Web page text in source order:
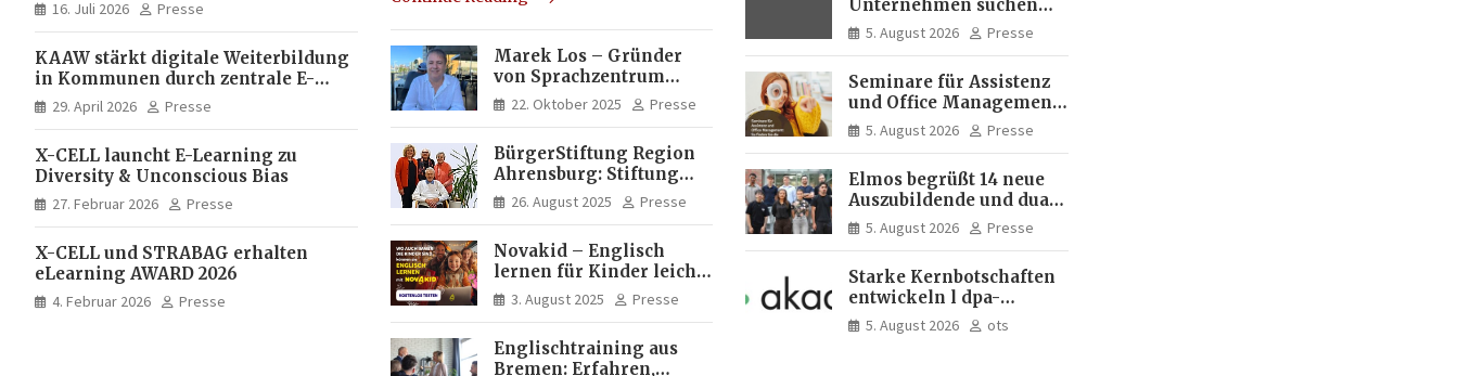
16. Juli 2026 Presse
KAAW stärkt digitale Weiterbildung
in Kommunen durch zentrale E-
Learning Plattform von X-CELL
29. April 2026 Presse
X-CELL launcht E-Learning zu
Diversity & Unconscious Bias
27. Februar 2026 Presse
X-CELL und STRABAG erhalten
eLearning AWARD 2026
4. Februar 2026 Presse
Marek Los – Gründer
von Sprachzentrum
Moose, Moose Casa
Italia und Apartamento
Experte für Bildung und
Investitionen in
Brasilien
22. Oktober 2025 Presse
BürgerStiftung Region
Ahrensburg: Stiftung
Dietrich+Gudrun Maaß
fördert
Frauen
26. August 2025 Presse
Novakid – Englisch
lernen für Kinder leicht
gemacht
3. August 2025 Presse
Englischtraining aus
Bremen: Erfahren,
Unternehmen suchen
zwei Drittel mehr KI-
Experten
5. August 2026 Presse
Seminare für Assistenz
und Office Management:
So finden Sie die
passende Weiterbildung
5. August 2026 Presse
Elmos begrüßt 14 neue
Auszubildende und dual
Studierende am Standort
Dortmund
5. August 2026 Presse
Starke Kernbotschaften
entwickeln l dpa-
Akademie
5. August 2026 ots